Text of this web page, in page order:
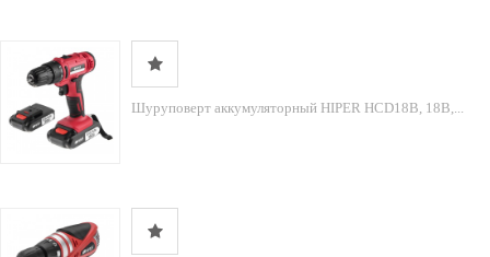
Шуруповерт аккумуляторный HIPER HCD18В, 18В,...